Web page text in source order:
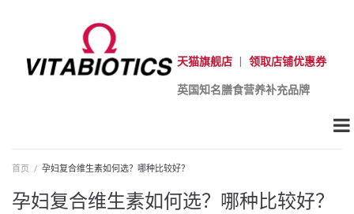
天猫旗舰店 领取店铺优惠券
英国知名膳食营养补充品牌
首页 / 孕妇复合维生素如何选？哪种比较好？
孕妇复合维生素如何选？哪种比较好？